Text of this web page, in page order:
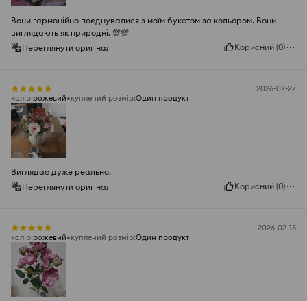
Вони гармонійно поєднувалися з моїм букетом за кольором. Вони
виглядають як природні. 💯💯
Переглянути оригінал
Корисний (0)
2026-02-27
колір:рожевий куплений розмір:Один продукт
Виглядає дуже реально.
Переглянути оригінал
Корисний (0)
2026-02-15
колір:рожевий куплений розмір:Один продукт